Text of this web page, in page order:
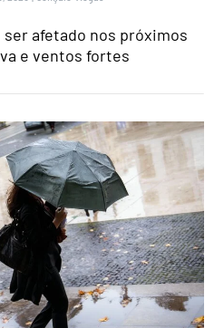
afetado nos próximos
e ventos fortes